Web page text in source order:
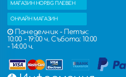
МАГАЗИН HOP.BG ПЛЕВЕН
ОНЛАЙН МАГАЗИН
Понеделник - Петък:
10:00 - 19:00 ч. Събота: 10:00
- 14:00 ч.